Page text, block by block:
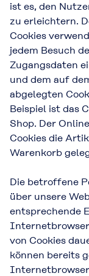
ist es, den
zu erleichtern.
Cookies
jedem Besuch
Zugangsdaten
und dem auf
abgelegten
Beispiel ist das
Shop. Der
Cookies die
Warenkorb
Die betroffene
über unsere
entsprechende
von Cookies
können bereits